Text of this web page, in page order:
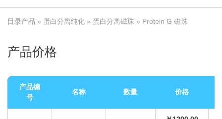
目录产品 » 蛋白分离纯化 » 蛋白分离磁珠 » Protein G 磁珠
产品价格
产品编
号
名称 数量 价格